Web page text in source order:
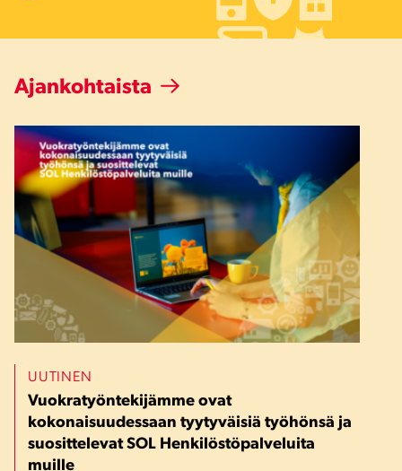
Ajankohtaista
UUTINEN
Vuokratyöntekijämme ovat
kokonaisuudessaan tyytyväisiä työhönsä ja
suosittelevat SOL Henkilöstöpalveluita
muille